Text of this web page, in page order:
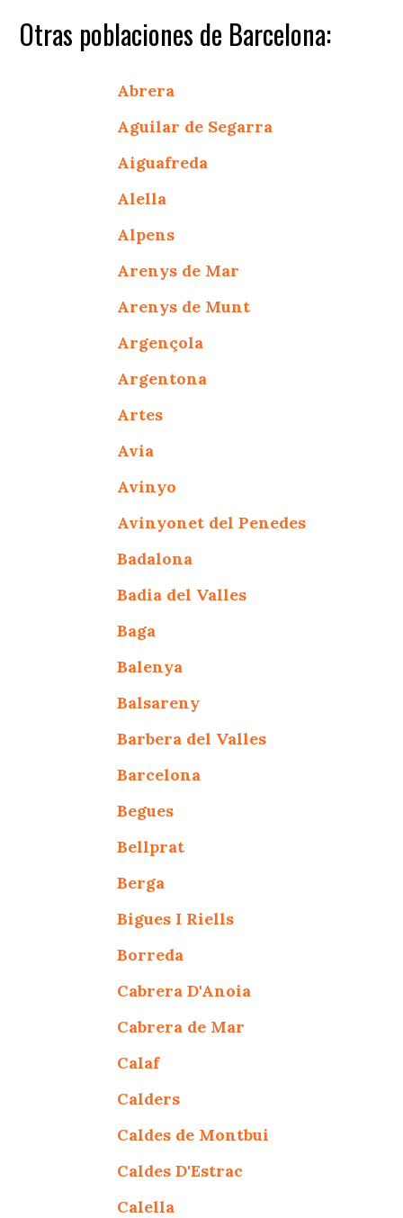
Otras poblaciones de Barcelona:
Abrera
Aguilar de Segarra
Aiguafreda
Alella
Alpens
Arenys de Mar
Arenys de Munt
Argençola
Argentona
Artes
Avia
Avinyo
Avinyonet del Penedes
Badalona
Badia del Valles
Baga
Balenya
Balsareny
Barbera del Valles
Barcelona
Begues
Bellprat
Berga
Bigues I Riells
Borreda
Cabrera D'Anoia
Cabrera de Mar
Calaf
Calders
Caldes de Montbui
Caldes D'Estrac
Calella